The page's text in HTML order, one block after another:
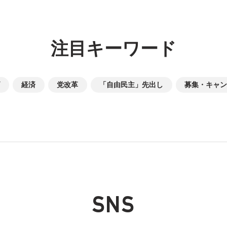
注目キーワード
経済 党改革 「自由民主」先出し 募集・キャ
SNS